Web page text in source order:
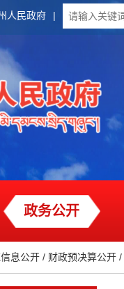
人民政府 |
政务公开
息公开 / 财政预决算公开 /